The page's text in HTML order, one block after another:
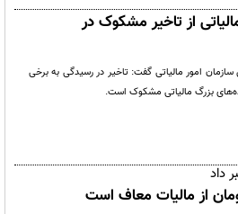
از تاخیر مشکوک در
امور مالیاتی گفت: تاخیر در رسیدگی به برخی
بزرگ مالیاتی مشکوک است.
داد